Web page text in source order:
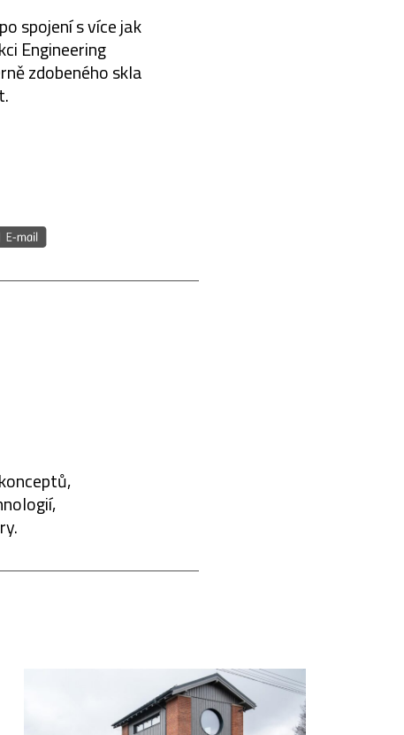
spojení s více jak
Engineering
zdobeného skla